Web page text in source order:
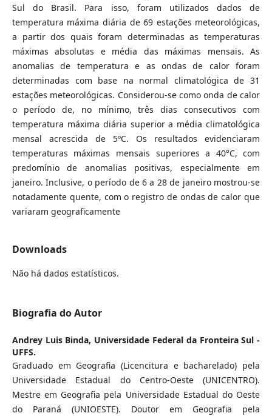
Sul do Brasil. Para isso, foram utilizados dados de
temperatura máxima diária de 69 estações meteorológicas,
a partir dos quais foram determinadas as temperaturas
máximas absolutas e média das máximas mensais. As
anomalias de temperatura e as ondas de calor foram
determinadas com base na normal climatológica de 31
estações meteorológicas. Considerou-se como onda de calor
o período de, no mínimo, três dias consecutivos com
temperatura máxima diária superior a média climatológica
mensal acrescida de 5ºC. Os resultados evidenciaram
temperaturas máximas mensais superiores a 40°C, com
predomínio de anomalias positivas, especialmente em
janeiro. Inclusive, o período de 6 a 28 de janeiro mostrou-se
notadamente quente, com o registro de ondas de calor que
variaram geograficamente
Downloads
Não há dados estatísticos.
Biografia do Autor
Andrey Luis Binda, Universidade Federal da Fronteira Sul -
UFFS.
Graduado em Geografia (Licencitura e bacharelado) pela
Universidade Estadual do Centro-Oeste (UNICENTRO).
Mestre em Geografia pela Universidade Estadual do Oeste
do Paraná (UNIOESTE). Doutor em Geografia pela